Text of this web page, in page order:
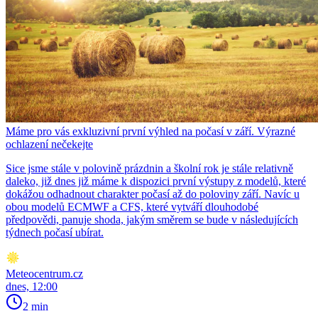
Máme pro vás exkluzivní první výhled na počasí v září. Výrazné
ochlazení nečekejte
Sice jsme stále v polovině prázdnin a školní rok je stále relativně
daleko, již dnes již máme k dispozici první výstupy z modelů, které
dokážou odhadnout charakter počasí až do poloviny září. Navíc u
obou modelů ECMWF a CFS, které vytváří dlouhodobé
předpovědi, panuje shoda, jakým směrem se bude v následujících
týdnech počasí ubírat.
Meteocentrum.cz
dnes, 12:00
2 min